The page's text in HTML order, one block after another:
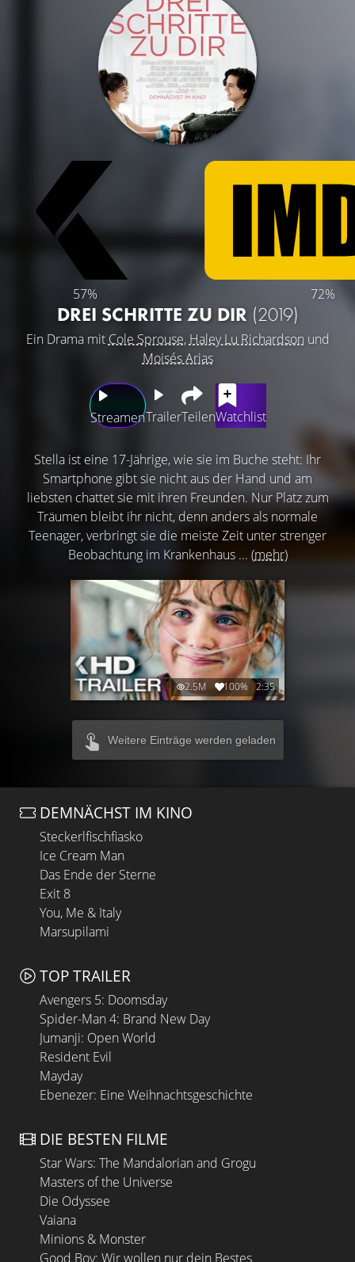
57% 72%
DREI SCHRITTE ZU DIR (2019)
Ein Drama mit Cole Sprouse, Haley Lu Richardson und
Moisés Arias
StreamenTrailerTeilenWatchlist
Stella ist eine 17-Jährige, wie sie im Buche steht: Ihr
Smartphone gibt sie nicht aus der Hand und am
liebsten chattet sie mit ihren Freunden. Nur Platz zum
Träumen bleibt ihr nicht, denn anders als normale
Teenager, verbringt sie die meiste Zeit unter strenger
Beobachtung im Krankenhaus ... (mehr)
2.5M 100% 2:35
Weitere Einträge werden geladen
DEMNÄCHST IM KINO
Steckerlfischfiasko
Ice Cream Man
Das Ende der Sterne
Exit 8
You, Me & Italy
Marsupilami
TOP TRAILER
Avengers 5: Doomsday
Spider-Man 4: Brand New Day
Jumanji: Open World
Resident Evil
Mayday
Ebenezer: Eine Weihnachtsgeschichte
DIE BESTEN FILME
Star Wars: The Mandalorian and Grogu
Masters of the Universe
Die Odyssee
Vaiana
Minions & Monster
Good Boy: Wir wollen nur dein Bestes